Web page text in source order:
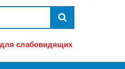
слабовидящих